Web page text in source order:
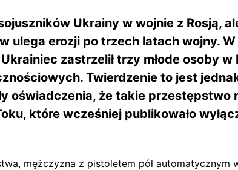
Ukrainy w wojnie z Rosją,
ulega erozji po trzech latach wojny.
zastrzelił trzy młode osoby w
Twierdzenie to jest
oświadczenia, że takie przestępstwo
które wcześniej publikowało
mężczyzna z pistoletem pół automatycznym